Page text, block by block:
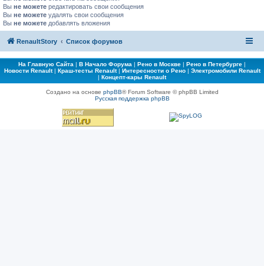
Вы не можете редактировать свои сообщения
Вы не можете удалять свои сообщения
Вы не можете добавлять вложения
RenaultStory Список форумов
На Главную Сайта | В Начало Форума | Рено в Москве | Рено в Петербурге |
Новости Renault| Краш-тесты Renault| Интересности о Рено| Электромобили Renault
| Концепт-кары Renault
Создано на основе phpBB® Forum Software © phpBB Limited
Русская поддержка phpBB